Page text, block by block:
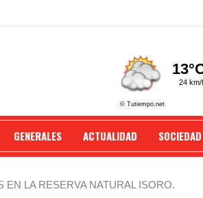
GENERALES ACTUALIDAD SOCIEDAD
EN LA RESERVA NATURAL ISORO.